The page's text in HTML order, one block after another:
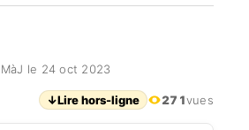
MàJ le 24 oct 2023
↓Lire hors-ligne 271vues